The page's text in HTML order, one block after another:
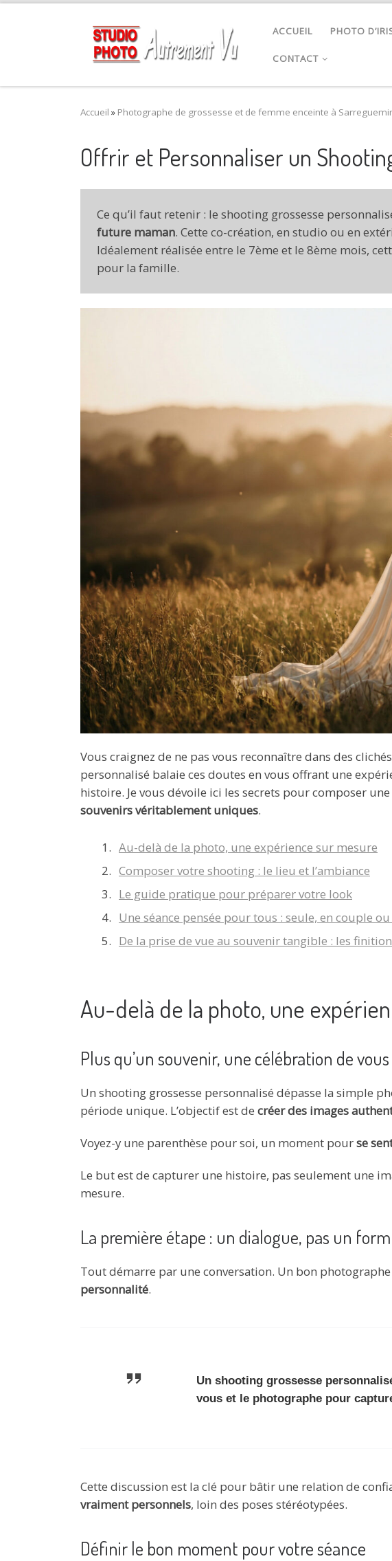
ACCUEIL PHOTO
CONTACT
Accueil » Photographe de grossesse et de femme enceinte à
Offrir et Personnaliser un
Ce qu’il faut retenir : le shooting grossesse
future maman. Cette co-création, en studio ou en
Idéalement réalisée entre le 7ème et le 8ème mois,
pour la famille.
Vous craignez de ne pas vous reconnaître dans des
personnalisé balaie ces doutes en vous offrant une
histoire. Je vous dévoile ici les secrets pour composer
souvenirs véritablement uniques.
Au-delà de la photo, une expérience sur mesure
Composer votre shooting : le lieu et l’ambiance
Le guide pratique pour préparer votre look
Une séance pensée pour tous : seule, en couple
De la prise de vue au souvenir tangible : les
Au-delà de la photo, une
Plus qu’un souvenir, une célébration de vous
Un shooting grossesse personnalisé dépasse la simple
période unique. L’objectif est de créer des images
Voyez-y une parenthèse pour soi, un moment pourse
Le but est de capturer une histoire, pas seulement une
mesure.
La première étape : un dialogue, pas un
Tout démarre par une conversation. Un bon
personnalité.
Un shooting grossesse
vous et le photographe pour
Cette discussion est la clé pour bâtir une relation de
vraiment personnels, loin des poses stéréotypées.
Définir le bon moment pour votre séance